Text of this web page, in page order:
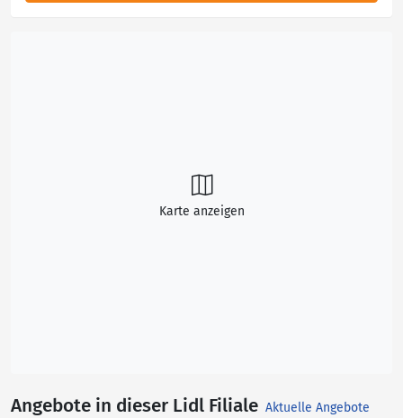
Karte anzeigen
Angebote in dieser Lidl Filiale Aktuelle Angebote